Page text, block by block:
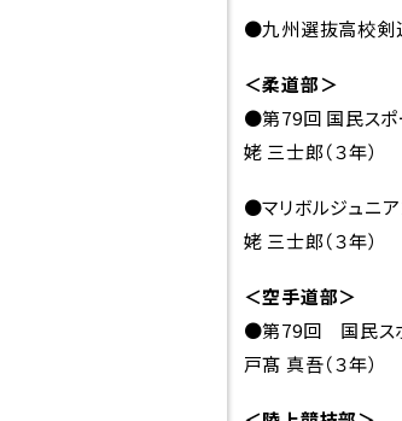
校章・校歌
●九州選抜高校剣
＜柔道部＞
●第79回 国民ス
姥 三士郎（３年）
●マリボルジュニ
姥 三士郎（３年）
＜空手道部＞
●第79回 国民ス
戸髙 真吾（３年）